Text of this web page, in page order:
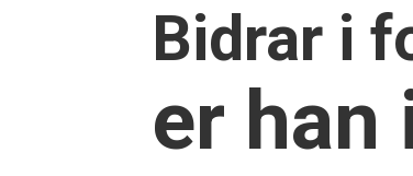
Bidrar i
er han